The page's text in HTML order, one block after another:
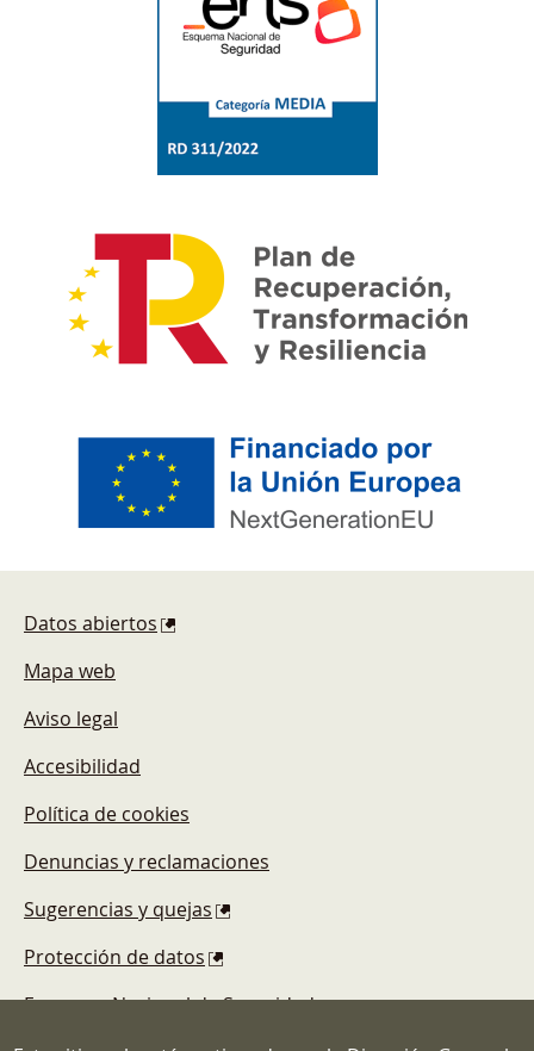
Datos abiertos
Mapa web
Aviso legal
Accesibilidad
Política de cookies
Denuncias y reclamaciones
Sugerencias y quejas
Protección de datos
Esquema Nacional de Seguridad